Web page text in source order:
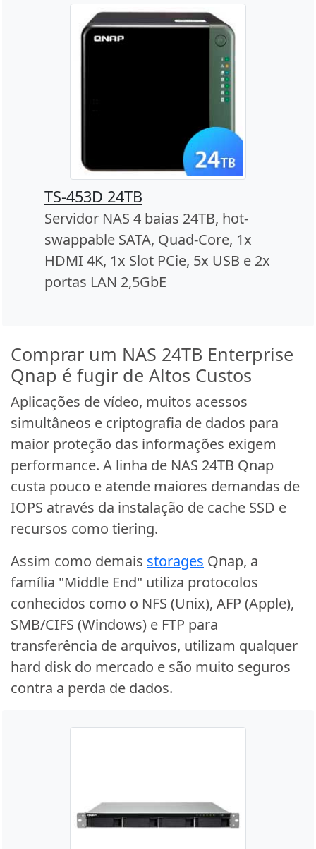
TS-453D 24TB
Servidor NAS 4 baias 24TB, hot-
swappable SATA, Quad-Core, 1x
HDMI 4K, 1x Slot PCie, 5x USB e 2x
portas LAN 2,5GbE
Comprar um NAS 24TB Enterprise
Qnap é fugir de Altos Custos
Aplicações de vídeo, muitos acessos
simultâneos e criptografia de dados para
maior proteção das informações exigem
performance. A linha de NAS 24TB Qnap
custa pouco e atende maiores demandas de
IOPS através da instalação de cache SSD e
recursos como tiering.
Assim como demais storages Qnap, a
família "Middle End" utiliza protocolos
conhecidos como o NFS (Unix), AFP (Apple),
SMB/CIFS (Windows) e FTP para
transferência de arquivos, utilizam qualquer
hard disk do mercado e são muito seguros
contra a perda de dados.